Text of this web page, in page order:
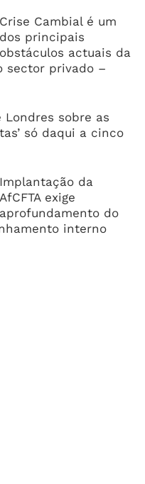
Crise Cambial é um
dos principais
obstáculos actuais da
sector privado –
Londres sobre as
só daqui a cinco
Implantação da
AfCFTA exige
aprofundamento do
interno
4 Milhões De
Novas Soluções De
PME
Pode
Mas Governação